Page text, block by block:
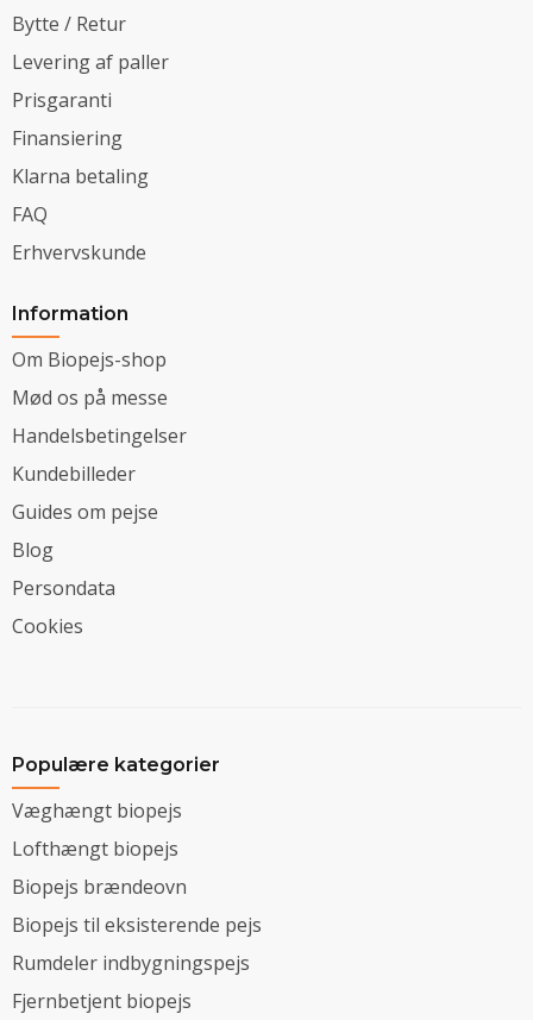
Bytte / Retur
Levering af paller
Prisgaranti
Finansiering
Klarna betaling
FAQ
Erhvervskunde
Information
Om Biopejs-shop
Mød os på messe
Handelsbetingelser
Kundebilleder
Guides om pejse
Blog
Persondata
Cookies
Populære kategorier
Væghængt biopejs
Lofthængt biopejs
Biopejs brændeovn
Biopejs til eksisterende pejs
Rumdeler indbygningspejs
Fjernbetjent biopejs